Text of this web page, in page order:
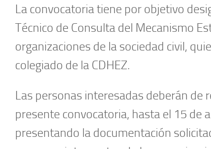
La convocatoria tiene por objetivo
Técnico de Consulta del Mecanismo
organizaciones de la sociedad civil,
colegiado de la CDHEZ.
Las personas interesadas deberán de
presente convocatoria, hasta el 15 de
presentando la documentación